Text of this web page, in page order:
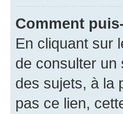
Comment
En cliquant sur
de consulter un
des sujets, à la
pas ce lien,